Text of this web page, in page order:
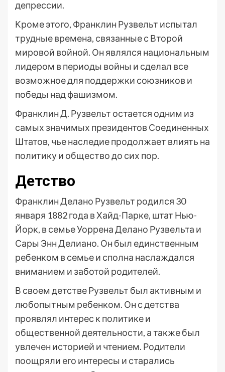
депрессии.
Кроме этого, Франклин Рузвельт испытал
трудные времена, связанные с Второй
мировой войной. Он являлся национальным
лидером в периоды войны и сделал все
возможное для поддержки союзников и
победы над фашизмом.
Франклин Д. Рузвельт остается одним из
самых значимых президентов Соединенных
Штатов, чье наследие продолжает влиять на
политику и общество до сих пор.
Детство
Франклин Делано Рузвельт родился 30
января 1882 года в Хайд-Парке, штат Нью-
Йорк, в семье Уоррена Делано Рузвельта и
Сары Энн Делиано. Он был единственным
ребенком в семье и сполна наслаждался
вниманием и заботой родителей.
В своем детстве Рузвельт был активным и
любопытным ребенком. Он с детства
проявлял интерес к политике и
общественной деятельности, а также был
увлечен историей и чтением. Родители
поощряли его интересы и старались